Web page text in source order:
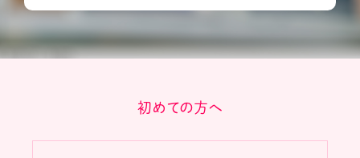
初めての方へ